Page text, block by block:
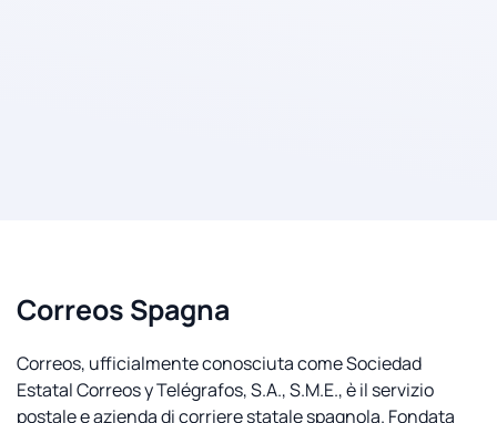
Correos Spagna
Correos, ufficialmente conosciuta come Sociedad
Estatal Correos y Telégrafos, S.A., S.M.E., è il servizio
postale e azienda di corriere statale spagnola. Fondata